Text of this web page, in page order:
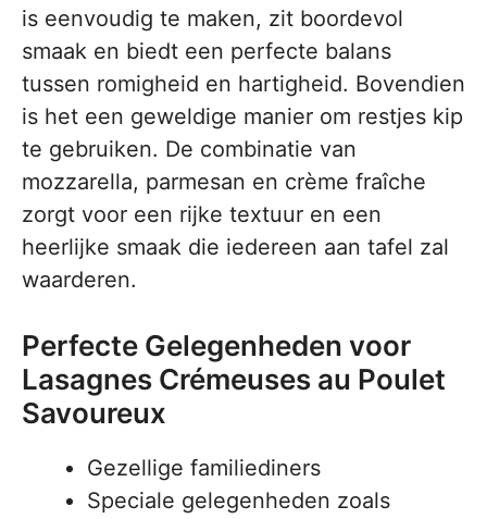
is eenvoudig te maken, zit boordevol
smaak en biedt een perfecte balans
tussen romigheid en hartigheid. Bovendien
is het een geweldige manier om restjes kip
te gebruiken. De combinatie van
mozzarella, parmesan en crème fraîche
zorgt voor een rijke textuur en een
heerlijke smaak die iedereen aan tafel zal
waarderen.
Perfecte Gelegenheden voor
Lasagnes Crémeuses au Poulet
Savoureux
Gezellige familiediners
Speciale gelegenheden zoals